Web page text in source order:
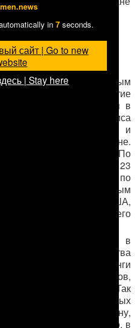
местное
по международным
(IREX). Полное закрытие
15 ноября, сообщается в
Факт закрытия офиса
в отделе информации и
в Туркменистане.
не сообщается. По
полученными АНТ 23
в большей степени по
чьим основным
департамент США,
содержание своего
лет IREX осуществлял в
по повышению качества
обучающие тренинги
местных вузов,
в частности. Так
обучала молодых
веб-дизайну,
качествам. Помимо этого, в
in7 seconds.
сайт | Go to new
| Stay here